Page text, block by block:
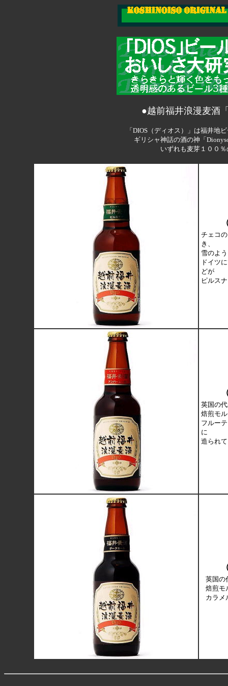
●越前福井浪漫麦酒
「DIOS（ディオス）」は福井地
ギリシャ神話の酒の神「
いずれも麦芽１００
チェコ
き、
雪のよ
ドイツ
どが
ピルス
英国の
焙煎モ
フルー
に
造られ
英国の
焙煎モ
カラメ